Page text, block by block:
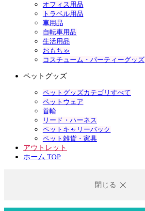
オフィス用品
トラベル用品
車用品
自転車用品
生活用品
おもちゃ
コスチューム・パーティーグッズ
ペットグッズ
ペットグッズカテゴリすべて
ペットウェア
首輪
リード・ハーネス
ペットキャリーバック
ペット雑貨・家具
アウトレット
ホーム TOP
閉じる